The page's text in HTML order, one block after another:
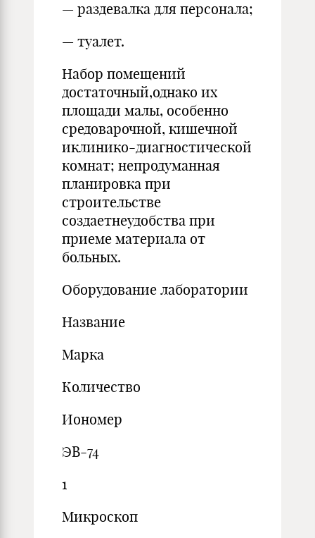
— раздевалка для персонала;
— туалет.
Набор помещений
достаточный,однако их
площади малы, особенно
средоварочной, кишечной
иклинико-диагностической
комнат; непродуманная
планировка при
строительстве
создаетнеудобства при
приеме материала от
больных.
Оборудование лаборатории
Название
Марка
Количество
Иономер
ЭВ-74
1
Микроскоп